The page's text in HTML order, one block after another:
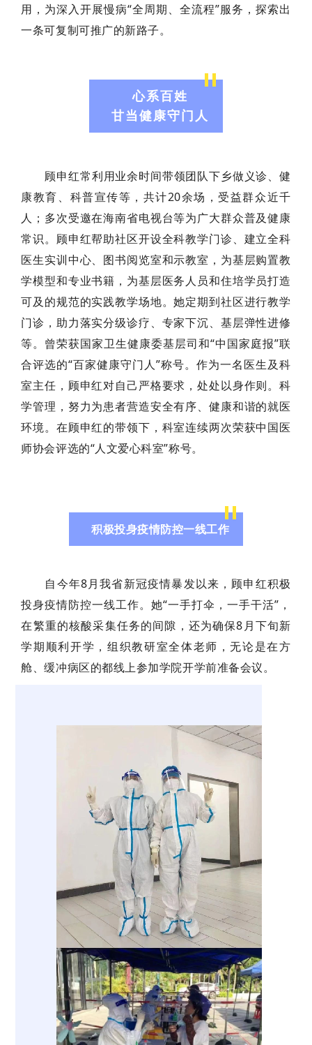
用，为深入开展慢病“全周期、全流程”服务，探索出
一条可复制可推广的新路子。
心系百姓
甘当健康守门人
顾申红常利用业余时间带领团队下乡做义诊、健
康教育、科普宣传等，共计20余场，受益群众近千
人；多次受邀在海南省电视台等为广大群众普及健康
常识。顾申红帮助社区开设全科教学门诊、建立全科
医生实训中心、图书阅览室和示教室，为基层购置教
学模型和专业书籍，为基层医务人员和住培学员打造
可及的规范的实践教学场地。她定期到社区进行教学
门诊，助力落实分级诊疗、专家下沉、基层弹性进修
等。曾荣获国家卫生健康委基层司和“中国家庭报”联
合评选的“百家健康守门人”称号。作为一名医生及科
室主任，顾申红对自己严格要求，处处以身作则。科
学管理，努力为患者营造安全有序、健康和谐的就医
环境。在顾申红的带领下，科室连续两次荣获中国医
师协会评选的“人文爱心科室”称号。
积极投身疫情防控一线工作
自今年8月我省新冠疫情暴发以来，顾申红积极
投身疫情防控一线工作。她“一手打伞，一手干活”，
在繁重的核酸采集任务的间隙，还为确保8月下旬新
学期顺利开学，组织教研室全体老师，无论是在方
舱、缓冲病区的都线上参加学院开学前准备会议。